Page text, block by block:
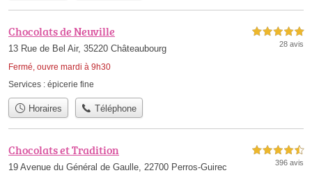
Chocolats de Neuville
13 Rue de Bel Air, 35220 Châteaubourg
Fermé, ouvre mardi à 9h30
5,0 étoiles sur 5
28 avis
Services : épicerie fine
Horaires Téléphone
Chocolats et Tradition
19 Avenue du Général de Gaulle, 22700 Perros-Guirec
4,5 étoiles sur 5
396 avis